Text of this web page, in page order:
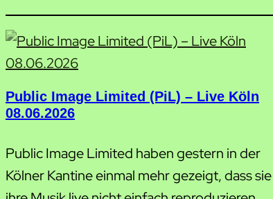
Public Image Limited (PiL) – Live Köln
08.06.2026
Public Image Limited haben gestern in der
Kölner Kantine einmal mehr gezeigt, dass sie